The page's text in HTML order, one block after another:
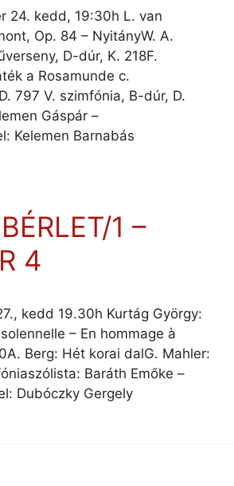
24. kedd, 19:30h L. van
Op. 84 – NyitányW. A.
D-dúr, K. 218F.
a Rosamunde c.
797 V. szimfónia, B-dúr, D.
Gáspár –
Kelemen Barnabás
1 –
4
kedd 19.30h Kurtág György:
– En hommage à
Berg: Hét korai dalG. Mahler:
Baráth Emőke –
Dubóczky Gergely